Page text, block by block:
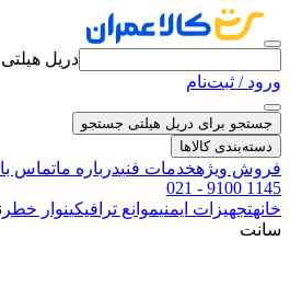
دریل هیلتی
ورود / ثبت‌نام
جستجو برای دریل هیلتی جستجو
دسته‌بندی کالاها
فروش ویژهخدمات فنیدرباره ماتماس
021 - 9100 1145
خانهتجهیزات ایمنیموانع ترافیکینوار خطر
سانت